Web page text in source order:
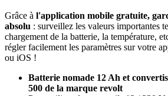
Grâce à l'application mobile gratuite,
absolu : surveillez les valeurs importantes
chargement de la batterie, la température,
régler facilement les paramètres sur votre
ou iOS !
Batterie nomade 12 Ah et
500 de la marque revolt